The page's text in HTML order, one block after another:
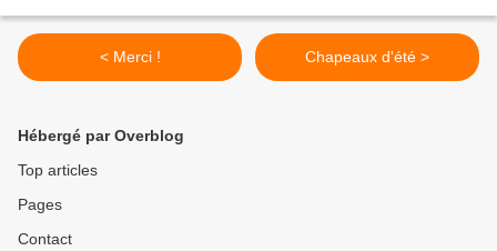
< Merci ! Chapeaux d'été >
Hébergé par Overblog
Top articles
Pages
Contact